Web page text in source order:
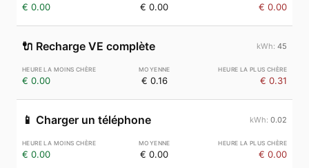
€ 0.00 € 0.00 € 0.00
🔌 Recharge VE complète 45
€ 0.00 € 0.16 € 0.31
📱 Charger un téléphone 0.02
€ 0.00 € 0.00 € 0.00